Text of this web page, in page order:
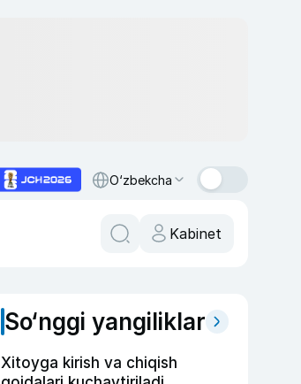
O‘zbekcha
Kabinet
So‘nggi yangiliklar
Xitoyga kirish va chiqish